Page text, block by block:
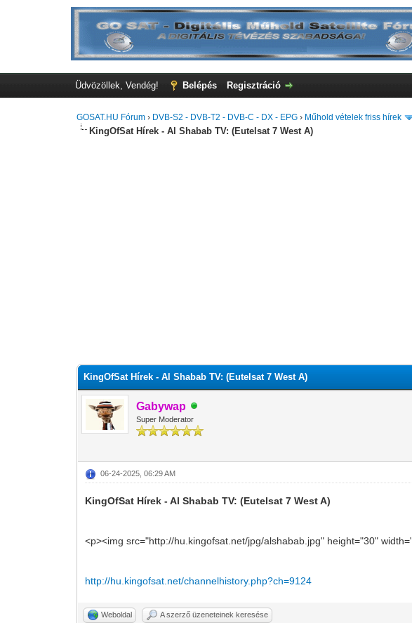
Üdvözöllek, Vendég! Belépés Regisztráció
GOSAT.HU Fórum › DVB-S2 - DVB-T2 - DVB-C - DX - EPG › Műhold vételek friss hírek
KingOfSat Hírek - Al Shabab TV: (Eutelsat 7 West A)
KingOfSat Hírek - Al Shabab TV: (Eutelsat 7 West A)
Gabywap
Super Moderator
06-24-2025, 06:29 AM
KingOfSat Hírek - Al Shabab TV: (Eutelsat 7 West A)
<p><img src="http://hu.kingofsat.net/jpg/alshabab.jpg" height="30"
http://hu.kingofsat.net/channelhistory.php?ch=9124
Weboldal A szerző üzeneteinek keresése